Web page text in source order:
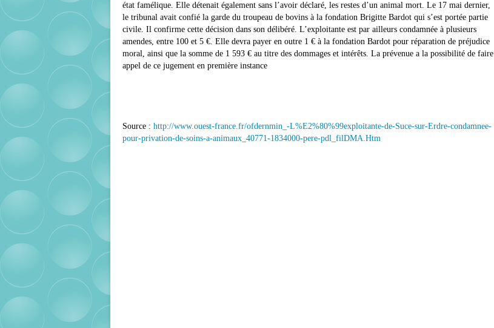
état famélique. Elle détenait également sans l’avoir déclaré, les restes d’un animal mort. Le 17 mai dernier,
le tribunal avait confié la garde du troupeau de bovins à la fondation Brigitte Bardot qui s’est portée partie
civile. Il confirme cette décision dans son délibéré. L’exploitante est par ailleurs condamnée à plusieurs
amendes, entre 100 et 5 €. Elle devra payer en outre 1 € à la fondation Bardot pour réparation de préjudice
moral, ainsi que la somme de 1 593 € au titre des dommages et intérêts. La prévenue a la possibilité de faire
appel de ce jugement en première instance
Source : http://www.ouest-france.fr/ofdernmin_-L%E2%80%99exploitante-de-Suce-sur-Erdre-condamnee-
pour-privation-de-soins-a-animaux_40771-1834000-pere-pdl_filDMA.Htm